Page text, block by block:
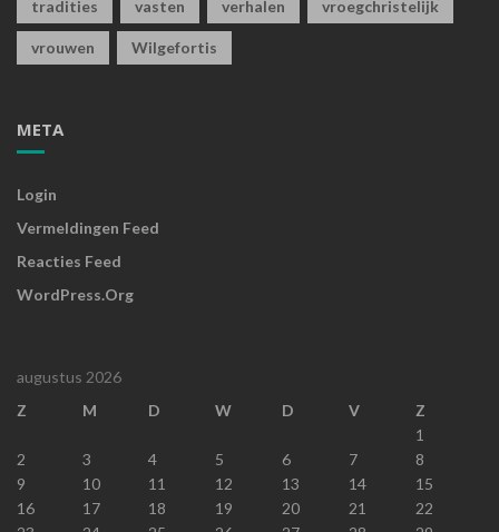
tradities vasten verhalen vroegchristelijk
vrouwen Wilgefortis
META
Login
Vermeldingen Feed
Reacties Feed
WordPress.org
augustus 2026
Z
M D W D V
Z
1
2
3 4 5 6 7
8
9
10 11 12 13 14
15
16
17 18 19 20 21
22